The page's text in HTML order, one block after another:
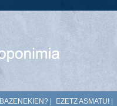
BAZENEKIEN? EZETZ ASMATU!